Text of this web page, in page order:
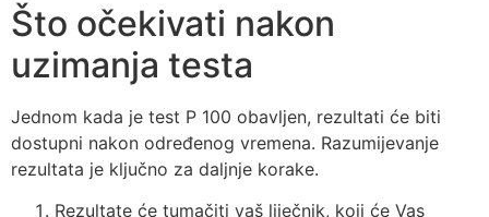
Što očekivati nakon
uzimanja testa
Jednom kada je test P 100 obavljen, rezultati će biti
dostupni nakon određenog vremena. Razumijevanje
rezultata je ključno za daljnje korake.
Rezultate će tumačiti vaš liječnik, koji će Vas